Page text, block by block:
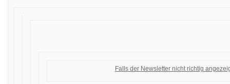
Falls der Newsletter nicht richtig